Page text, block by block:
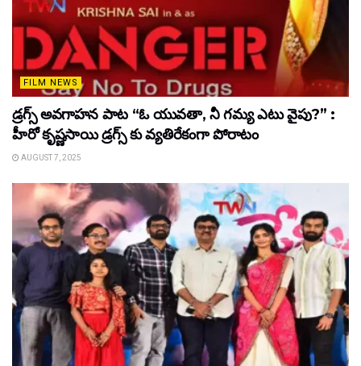
FILM NEWS
డ్రగ్స్ అవగాహన పాట “ఓ యువతా, నీ గమ్య ఎటు వైపు?” :
హీరో కృష్ణసాయి డ్రగ్స్ కు వ్యతిరేకంగా పోరాటం
AUGUST 7, 2025